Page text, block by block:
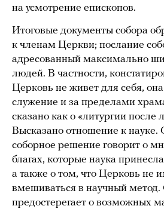
на усмотрение епископов.
Итоговые документы собора
к членам Церкви; послание
адресованный максимально
людей. В частности,
Церковь не живет для себя,
служение и за пределами
сказано как о «литургии после
Высказано отношение к науке.
соборное решение говорит о
благах, которые наука
а также о том, что Церковь не
вмешиваться в научный метод.
предостерегает о возможных